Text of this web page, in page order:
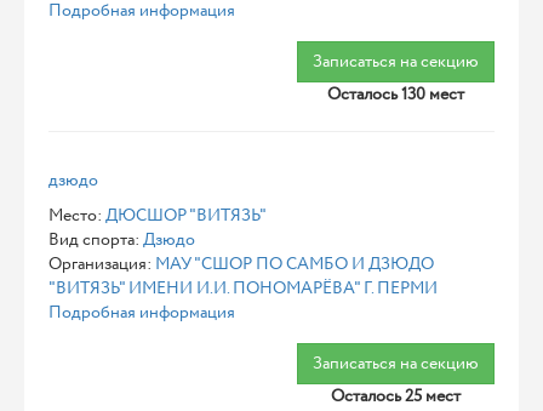
Подробная информация
Записаться на секцию
Осталось 130 мест
дзюдо
Место: ДЮСШОР "ВИТЯЗЬ"
Вид спорта: Дзюдо
Организация: МАУ "СШОР ПО САМБО И ДЗЮДО
"ВИТЯЗЬ" ИМЕНИ И.И. ПОНОМАРЁВА" Г. ПЕРМИ
Подробная информация
Записаться на секцию
Осталось 25 мест